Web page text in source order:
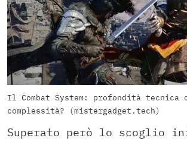
Il Combat System: profondità tecnica
complessità? (mistergadget.tech)
Superato però lo scoglio